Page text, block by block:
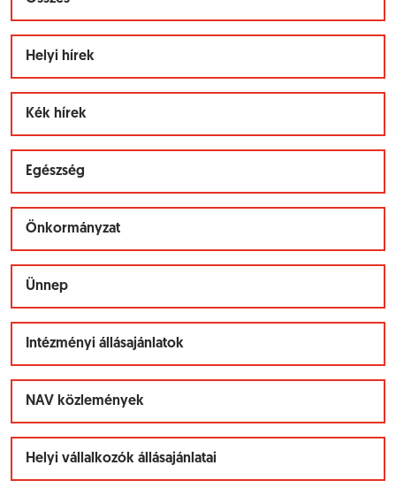
Helyi hírek
Kék hírek
Egészség
Önkormányzat
Ünnep
Intézményi állásajánlatok
NAV közlemények
Helyi vállalkozók állásajánlatai